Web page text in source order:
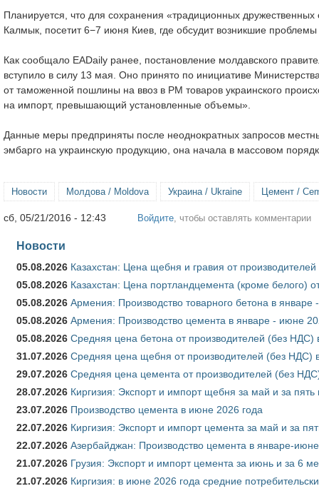
Планируется, что для сохранения «традиционных
Калмык, посетит 6−7 июня Киев, где обсудит возникшие
Как сообщало EADaily ранее, постановление молдавского
вступило в силу 13 мая. Оно принято по инициативе
от таможенной пошлины на ввоз в РМ товаров украинского
на импорт, превышающий установленные объемы».
Данные меры предприняты после неоднократных запросов
эмбарго на украинскую продукцию, она начала в массовом
Новости Молдова / Moldova Украина / Ukraine Цемент /
сб, 05/21/2016 - 12:43 Войдите , чтобы оставлять комментарии
Новости
05.08.2026 Казахстан: Цена щебня и гравия от
05.08.2026 Казахстан: Цена портландцемента (кроме белого)
05.08.2026 Армения: Производство товарного бетона в январе
05.08.2026 Армения: Производство цемента в январе - июне
05.08.2026 Средняя цена бетона от производителей (без НДС)
31.07.2026 Средняя цена щебня от производителей (без НДС)
29.07.2026 Средняя цена цемента от производителей (без
28.07.2026 Киргизия: Экспорт и импорт щебня за май и за
23.07.2026 Производство цемента в июне 2026 года
22.07.2026 Киргизия: Экспорт и импорт цемента за май и за
22.07.2026 Азербайджан: Производство цемента в январе-
21.07.2026 Грузия: Экспорт и импорт цемента за июнь и за 6
21.07.2026 Киргизия: в июне 2026 года средние